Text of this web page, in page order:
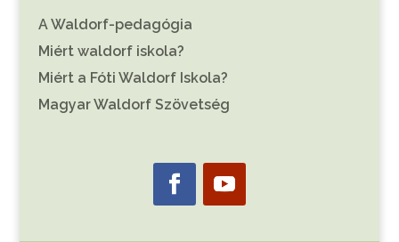
A Waldorf-pedagógia
Miért waldorf iskola?
Miért a Fóti Waldorf Iskola?
Magyar Waldorf Szövetség